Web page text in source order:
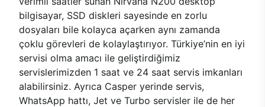
bilgisayar, SSD diskleri sayesinde en zorlu
dosyaları bile kolayca açarken aynı zamanda
çoklu görevleri de kolaylaştırıyor. Türkiye’nin en iyi
servisi olma amacı ile geliştirdiğimiz
servislerimizden 1 saat ve 24 saat servis imkanları
alabilirsiniz. Ayrıca Casper yerinde servis,
WhatsApp hattı, Jet ve Turbo servisler ile de her